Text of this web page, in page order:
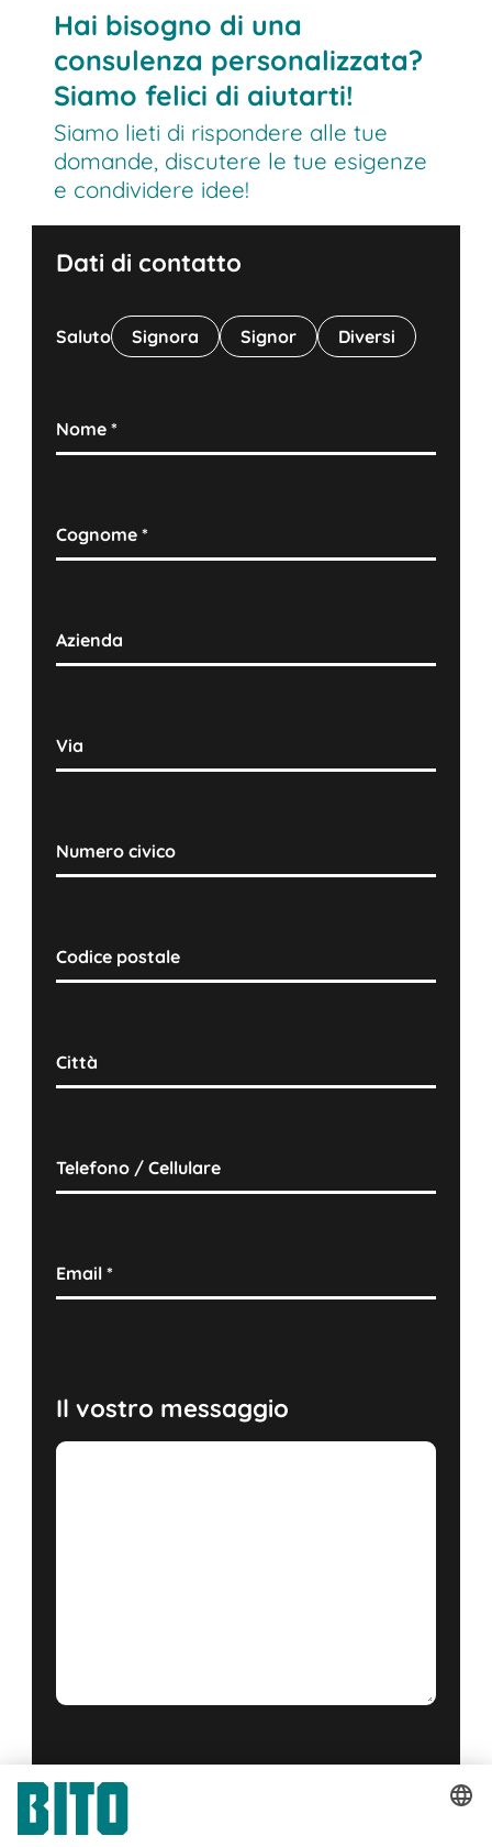
L'ispezione delle strutture di stoccaggio è
soggetta a requisiti rigorosi.
Le ispezioni BITO vengono eseguite in
conformità a queste specifiche.
Molti sistemi di scaffalature devono essere
controllati una volta all'anno.
Hai bisogno di una
consulenza personalizzata?
Siamo felici di aiutarti!
Siamo lieti di rispondere alle tue
domande, discutere le tue esigenze
e condividere idee!
Dati di contatto
Saluto Signora Signor Diversi
Nome*
Cognome*
Azienda
Via
Numero civico
Codice postale
Città
Telefono / Cellulare
Email*
Il vostro messaggio
Sì, ho letto e accetto il